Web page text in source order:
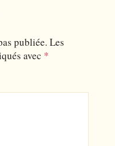
publiée. Les
avec *